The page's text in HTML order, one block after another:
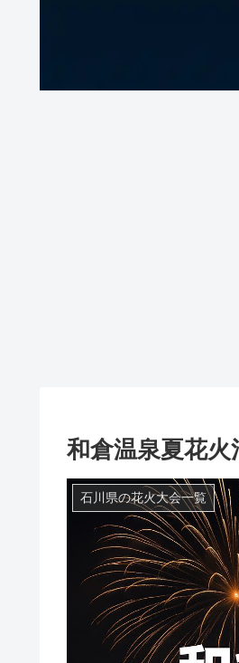
和倉温泉夏花
石川県の花火大会一覧